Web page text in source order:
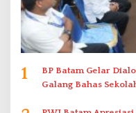
1
BP Batam Gelar
Galang Bahas